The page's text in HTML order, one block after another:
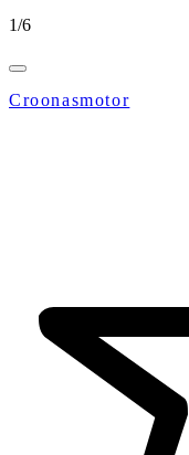
1/6
Croonasmotor